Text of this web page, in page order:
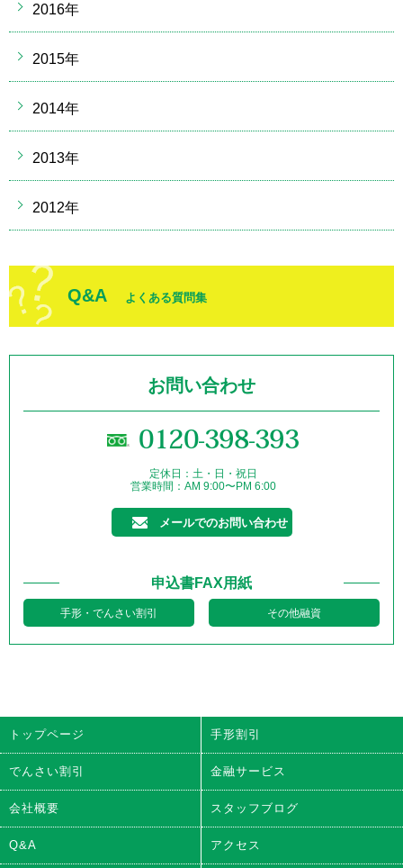
2016年
2015年
2014年
2013年
2012年
Q&A よくある質問集
お問い合わせ
0120-398-393
定休日：土・日・祝日
営業時間：AM 9:00〜PM 6:00
メールでのお問い合わせ
申込書FAX用紙
手形・でんさい割引 その他融資
トップページ 手形割引
でんさい割引 金融サービス
会社概要 スタッフブログ
Q&A アクセス